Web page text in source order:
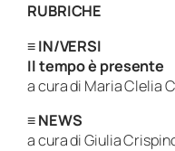
RUBRICHE
≡ IN/VERSI
Il tempo è presente
a cura di Maria Clelia
≡NEWS
a cura di Giulia